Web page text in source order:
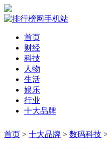
首页
财经
科技
人物
生活
娱乐
行业
十大品牌
首页 > 十大品牌 > 数码科技